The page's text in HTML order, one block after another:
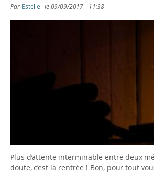
Par Estelle le09/09/2017 - 11:38
Plus d’attente interminable entre deux
doute, c’est la rentrée ! Bon, pour tout